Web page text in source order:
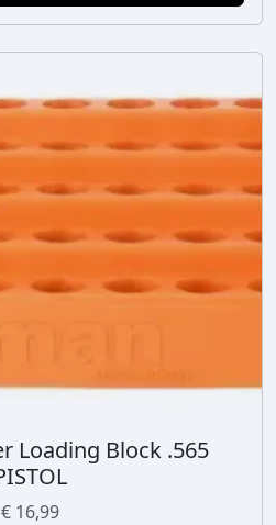
Loading Block .565
€16,99